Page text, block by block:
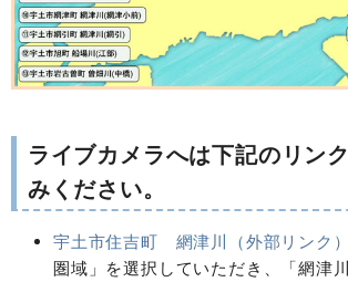
ライブカメラへは下記のリン
みください。
宇土市住吉町 網津川（外部リンク）
圏域」を選択していただき、「網津